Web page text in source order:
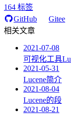
164 标签
GitHub
Gitee
相关文章
2021-07-08
可视化工具
2021-05-31
Lucene简介
2021-08-04
Lucene的段
2021-08-21